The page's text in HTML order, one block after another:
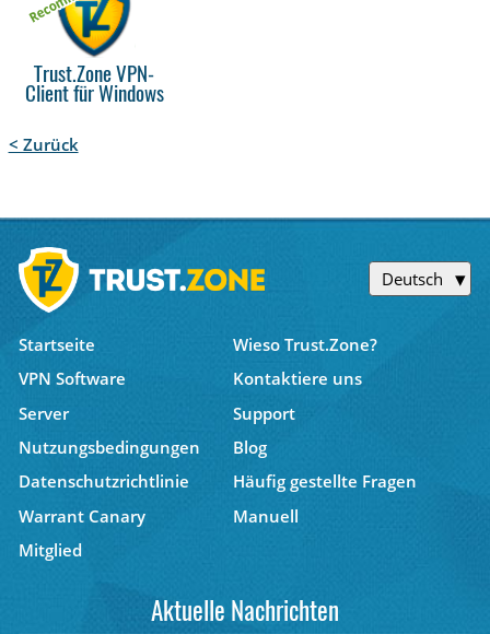
Trust.Zone VPN-
Client für Windows
< Zurück
Deutsch
Startseite
Wieso Trust.Zone?
VPN Software
Kontaktiere uns
Server
Support
Nutzungsbedingungen
Blog
Datenschutzrichtlinie
Häufig gestellte Fragen
Warrant Canary
Manuell
Mitglied
Aktuelle Nachrichten